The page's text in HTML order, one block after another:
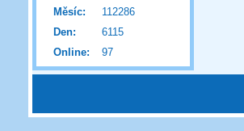
Online: 97
Měsíc:
112286
Den:
6115